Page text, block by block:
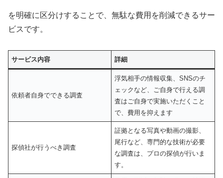
を明確に区分けすることで、無駄な費用を削減できるサー
ビスです。
サービス内容 詳細
依頼者自身でできる調査
浮気相手の情報収集、SNSのチ
ェックなど、ご自身で行える調
査はご自身で実施いただくこと
で、費用を抑えます
探偵社が行うべき調査
証拠となる写真や動画の撮影、
尾行など、専門的な技術が必要
な調査は、プロの探偵が行いま
す。